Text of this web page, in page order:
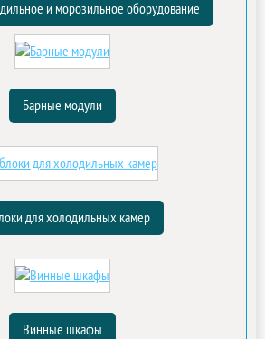
и морозильное оборудование
Барные модули
для холодильных камер
Винные шкафы